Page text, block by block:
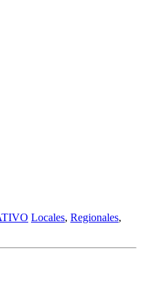
Locales, Regionales,